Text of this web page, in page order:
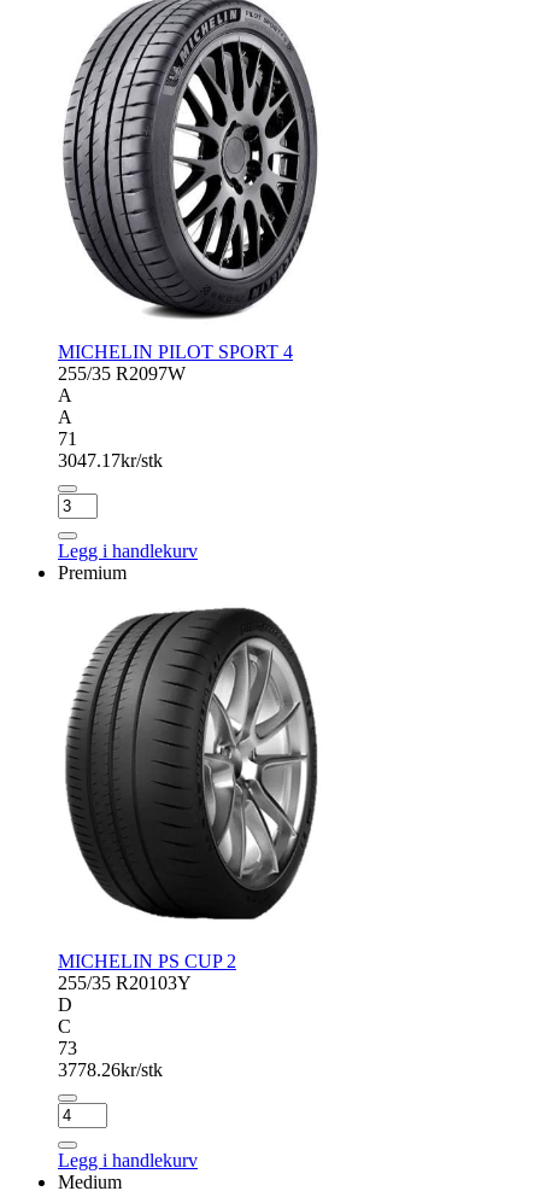
MICHELIN PILOT SPORT 4
255/35 R2097W
A
A
71
3047.17kr/stk
MICHELIN
PILOT
SPORT
4
Legg i handlekurv
Premium
MICHELIN PS CUP 2
255/35 R20103Y
D
C
73
3778.26kr/stk
MICHELIN
PS
CUP
2
Legg i handlekurv
Medium